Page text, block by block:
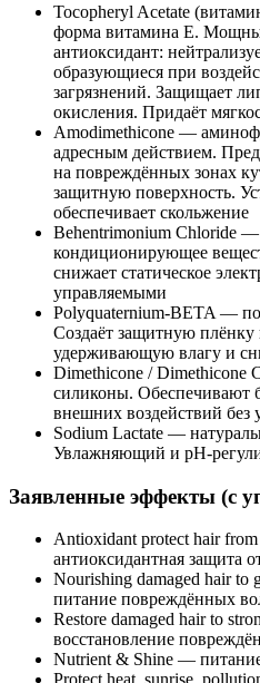
Tocopheryl Acetate
форма витамина E.
антиоксидант:
образующиеся при
загрязнений. Защищает
окисления. Придаёт
Amodimethicone —
адресным действием.
на повреждённых зонах
защитную поверхность.
обеспечивает скольжение
Behentrimonium Chloride
кондиционирующее
снижает статическое
управляемыми
Polyquaternium-BETA —
Создаёт защитную плёнку
удерживающую влагу и
Dimethicone / Dimethicone
силиконы. Обеспечивают
внешних воздействий без
Sodium Lactate —
Увлажняющий и pH-
Заявленные эффекты (с
Antioxidant protect hair
антиоксидантная защита
Nourishing damaged hair
питание повреждённых
Restore damaged hair to
восстановление
Nutrient & Shine —